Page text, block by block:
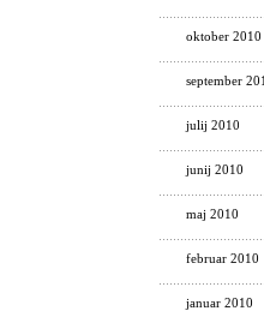
oktober 2010
september
julij 2010
junij 2010
maj 2010
februar 2010
januar 2010